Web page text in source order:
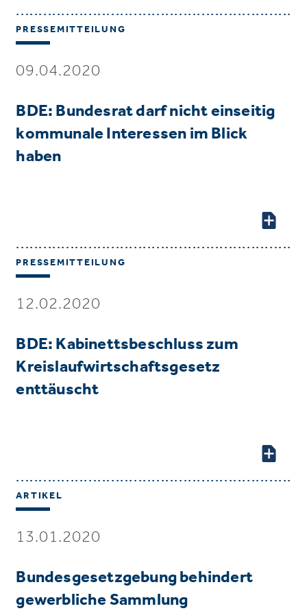
PRESSEMITTEILUNG
09.04.2020
BDE: Bundesrat darf nicht einseitig
kommunale Interessen im Blick
haben
PRESSEMITTEILUNG
12.02.2020
BDE: Kabinettsbeschluss zum
Kreislaufwirtschaftsgesetz
enttäuscht
ARTIKEL
13.01.2020
Bundesgesetzgebung behindert
gewerbliche Sammlung